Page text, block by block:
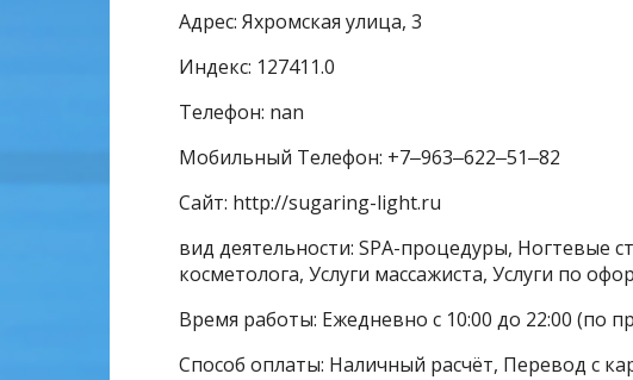
Адрес: Яхромская улица, 3
Индекс: 127411.0
Телефон: nan
Мобильный Телефон: +7‒963‒622‒51‒82
Сайт: http://sugaring-light.ru
вид деятельности: SPA-процедуры, Ногтевые
косметолога, Услуги массажиста, Услуги по
Время работы: Ежедневно с 10:00 до 22:00 (по
Способ оплаты: Наличный расчёт, Перевод с